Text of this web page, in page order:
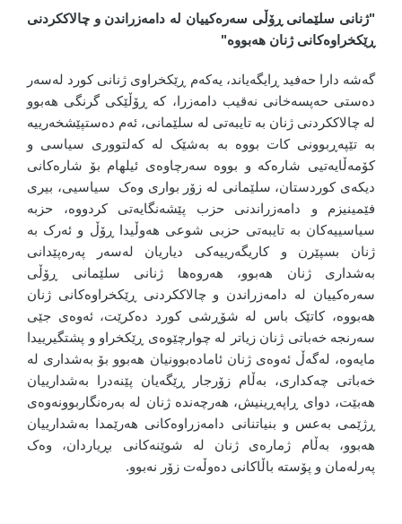
"ژنانی سلێمانی ڕۆڵی سەرەکییان لە دامەزراندن و چالاککردنی
ڕێکخراوەکانی ژنان هەبووە"
گەشە دارا حەفید ڕایگەیاند، یەکەم ڕێکخراوی ژنانی کورد لەسەر
دەستی حەپسەخانی نەقیب دامەزرا، کە ڕۆڵێکی گرنگی هەبوو
لە چالاککردنی ژنان بە تایبەتی لە سلێمانی، ئەم دەستپێشخەرییە
بە تێپەڕبوونی کات بووە بە بەشێک لە کەلتووری سیاسی و
کۆمەڵایەتیی شارەکە و بووە سەرچاوەی ئیلهام بۆ شارەکانی
دیکەی کوردستان، سلێمانی لە زۆر بواری وەک سیاسیی، بیری
فێمینیزم و دامەزراندنی حزب پێشەنگایەتی کردووە، حزبە
سیاسییەکان بە تایبەتی حزبی شوعی هەوڵیدا ڕۆڵ و ئەرک بە
ژنان بسپێرن و کاریگەرییەکی دیاریان لەسەر پەرەپێدانی
بەشداری ژنان هەبوو، هەروەها ژنانی سلێمانی ڕۆڵی
سەرەکییان لە دامەزراندن و چالاککردنی ڕێکخراوەکانی ژنان
هەبووە، کاتێک باس لە شۆڕشی کورد دەکرێت، ئەوەی جێی
سەرنجە خەباتی ژنان زیاتر لە چوارچێوەی ڕێکخراو و پشتگیرییدا
مایەوە، لەگەڵ ئەوەی ژنان ئامادەبوونیان هەبوو بۆ بەشداری لە
خەباتی چەکداری، بەڵام زۆرجار ڕێگەیان پێنەدرا بەشدارییان
هەبێت، دوای ڕاپەڕینیش، هەرچەندە ژنان لە بەرەنگاربوونەوەی
ڕژێمی بەعس و بنیاتنانی دامەزراوەکانی هەرێمدا بەشدارییان
هەبوو، بەڵام ژمارەی ژنان لە شوێنەکانی بڕیاردان، وەک
پەرلەمان و پۆستە باڵاکانی دەوڵەت زۆر نەبوو.